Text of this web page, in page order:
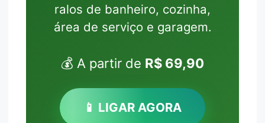
ralos de banheiro, cozinha,
área de serviço e garagem.
💰 A partir de R$ 69,90
📱 LIGAR AGORA